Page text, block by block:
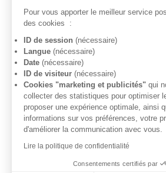
Pour vous apporter le meilleur service
des cookies
:
ID de session (nécessaire)
Langue (nécessaire)
Date (nécessaire)
ID de visiteur (nécessaire)
Cookies "marketing et publicités" qui
collecter des statistiques pour optimiser
proposer une expérience optimale, ainsi
informations sur vos préférences, votre
d'améliorer la communication avec vous.
Lire la politique de confidentialité
Consentements certifiés par